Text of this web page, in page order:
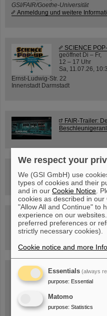
GSI/FAIR/Goethe-Universität
Anmeldung und weitere
SCIENCE
geöffnet Di – Fr,
12 – 17 Uhr
Sa, 11.07.26,
Ernst-Ludwig-Str. 22
Innenstadt Darmstadt
FAIR-Trailer:
Besichtigung
jetzt Termin
Blog Beam On
Menschen
We respect your
We (GSI GmbH) use
types of cookies and their
and in ourCookie Notice .
cookies as described in
"Allow All and Continue" to
experience on our
preferred preferences or
strictly necessary cookies).
Cookie notice and more
Essentials (always
purpose: Essential
Matomo
purpose: Statistics